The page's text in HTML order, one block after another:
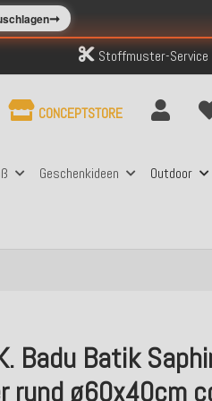
➞
Stoffmuster-Service
Geschenkideen Outdoor
CONCEPTSTORE
Badu Batik
rund ø60x40cm